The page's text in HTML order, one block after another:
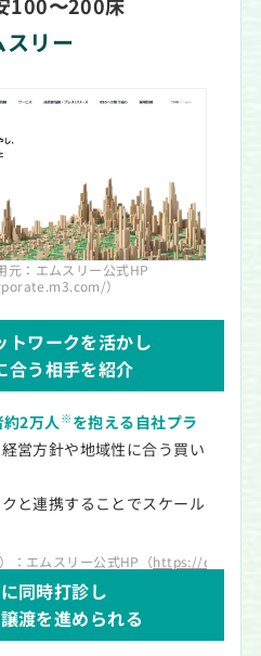
100〜200床
スリー
ムスリー公式HP
）
トワークを活かし
合う相手を紹介
2万人※ を抱える自社プラ
営方針や地域性に合う買い
と連携することでスケール
：エムスリー公式HP（https://
同時打診し
渡を進められる